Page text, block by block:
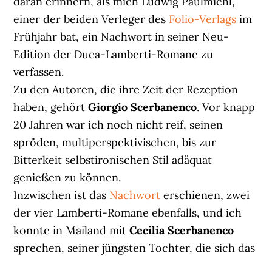
einer der beiden Verleger des Folio-Verlags im
Frühjahr bat, ein Nachwort in seiner Neu-
Edition der Duca-Lamberti-Romane zu
verfassen.
Zu den Autoren, die ihre Zeit der Rezeption
haben, gehörtGiorgio Scerbanenco. Vor knapp
20 Jahren war ich noch nicht reif, seinen
spröden, multiperspektivischen, bis zur
Bitterkeit selbstironischen Stil adäquat
genießen zu können.
Inzwischen ist das Nachwort erschienen, zwei
der vier Lamberti-Romane ebenfalls, und ich
konnte in Mailand mitCecilia Scerbanenco
sprechen, seiner jüngsten Tochter, die sich das